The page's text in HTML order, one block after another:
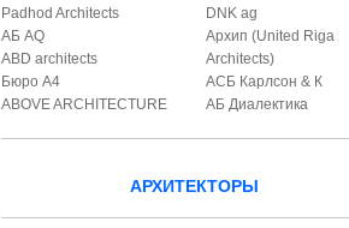
Padhod Architects
АБ AQ
ABD architects
Бюро А4
ABOVE ARCHITECTURE
DNK ag
Архип (United Riga
Architects)
АСБ Карлсон & К
АБ Диалектика
АРХИТЕКТОРЫ